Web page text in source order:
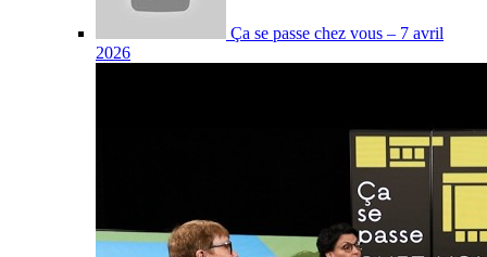
Ça se passe chez vous – 7 avril
2026